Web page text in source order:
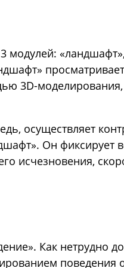
модулей:
3D-
осуществляет
Он фиксирует
исчезновения,
Как нетрудно
поведения